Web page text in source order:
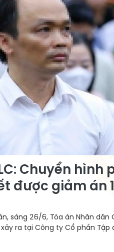
Chuyển hình
được giảm án
sáng 26/6, Tòa án Nhân dân
ra tại Công ty Cổ phần Tập